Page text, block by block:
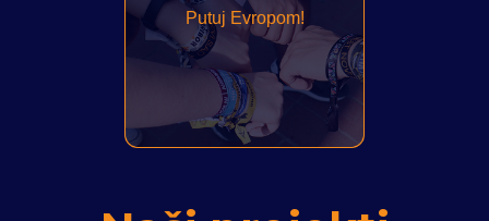
Putuj Evropom!